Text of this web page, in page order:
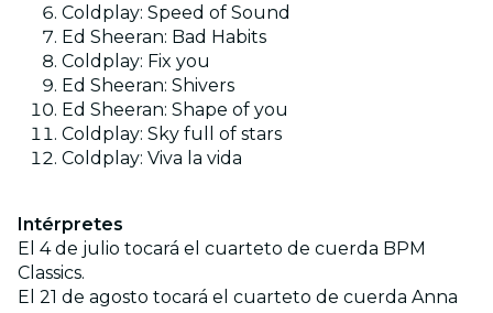
Coldplay: Speed of Sound
Ed Sheeran: Bad Habits
Coldplay: Fix you
Ed Sheeran: Shivers
Ed Sheeran: Shape of you
Coldplay: Sky full of stars
Coldplay: Viva la vida
Intérpretes
El 4 de julio tocará el cuarteto de cuerda BPM
Classics.
El 21 de agosto tocará el cuarteto de cuerda Anna